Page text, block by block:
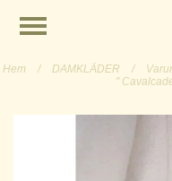
Hem / DAMKLÄDER /
"